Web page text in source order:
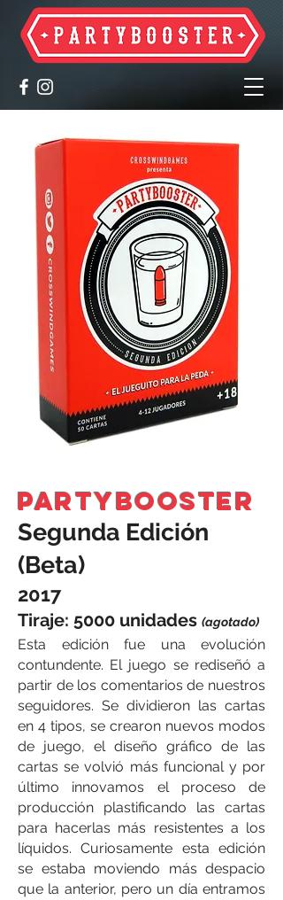
PARTYBOOSTER
Segunda Edición
(Beta)
2017
Tiraje: 5000 unidades (agotado)
Esta edición fue una evolución
contundente. El juego se rediseñó a
partir de los comentarios de nuestros
seguidores. Se dividieron las cartas
en 4 tipos, se crearon nuevos modos
de juego, el diseño gráfico de las
cartas se volvió más funcional y por
último innovamos el proceso de
producción plastificando las cartas
para hacerlas más resistentes a los
líquidos. Curiosamente esta edición
se estaba moviendo más despacio
que la anterior, pero un día entramos